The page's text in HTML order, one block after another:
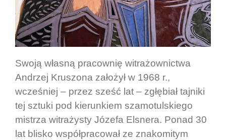
Swoją własną pracownię witrażownictwa
Andrzej Kruszona założył w 1968 r.,
wcześniej – przez sześć lat – zgłębiał tajniki
tej sztuki pod kierunkiem szamotulskiego
mistrza witrażysty Józefa Elsnera. Ponad 30
lat blisko współpracował ze znakomitym